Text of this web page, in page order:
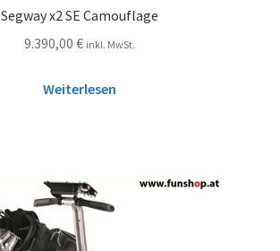
Segway x2 SE Camouflage
9.390,00 € inkl. MwSt.
Weiterlesen